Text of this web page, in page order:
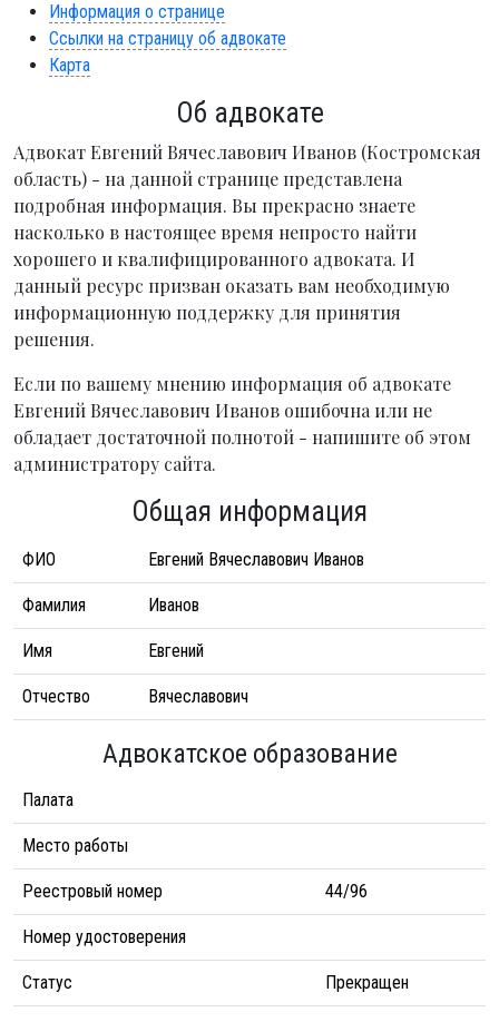
Информация о странице
Ссылки на страницу об адвокате
Карта
Об адвокате
Адвокат Евгений Вячеславович Иванов (Костромская
область) - на данной странице представлена
подробная информация. Вы прекрасно знаете
насколько в настоящее время непросто найти
хорошего и квалифицированного адвоката. И
данный ресурс призван оказать вам необходимую
информационную поддержку для принятия
решения.
Если по вашему мнению информация об адвокате
Евгений Вячеславович Иванов ошибочна или не
обладает достаточной полнотой - напишите об этом
администратору сайта.
Общая информация
ФИО Евгений Вячеславович Иванов
Фамилия Иванов
Имя Евгений
Отчество Вячеславович
Адвокатское образование
Палата
Место работы
Реестровый номер 44/96
Номер удостоверения
Статус Прекращен